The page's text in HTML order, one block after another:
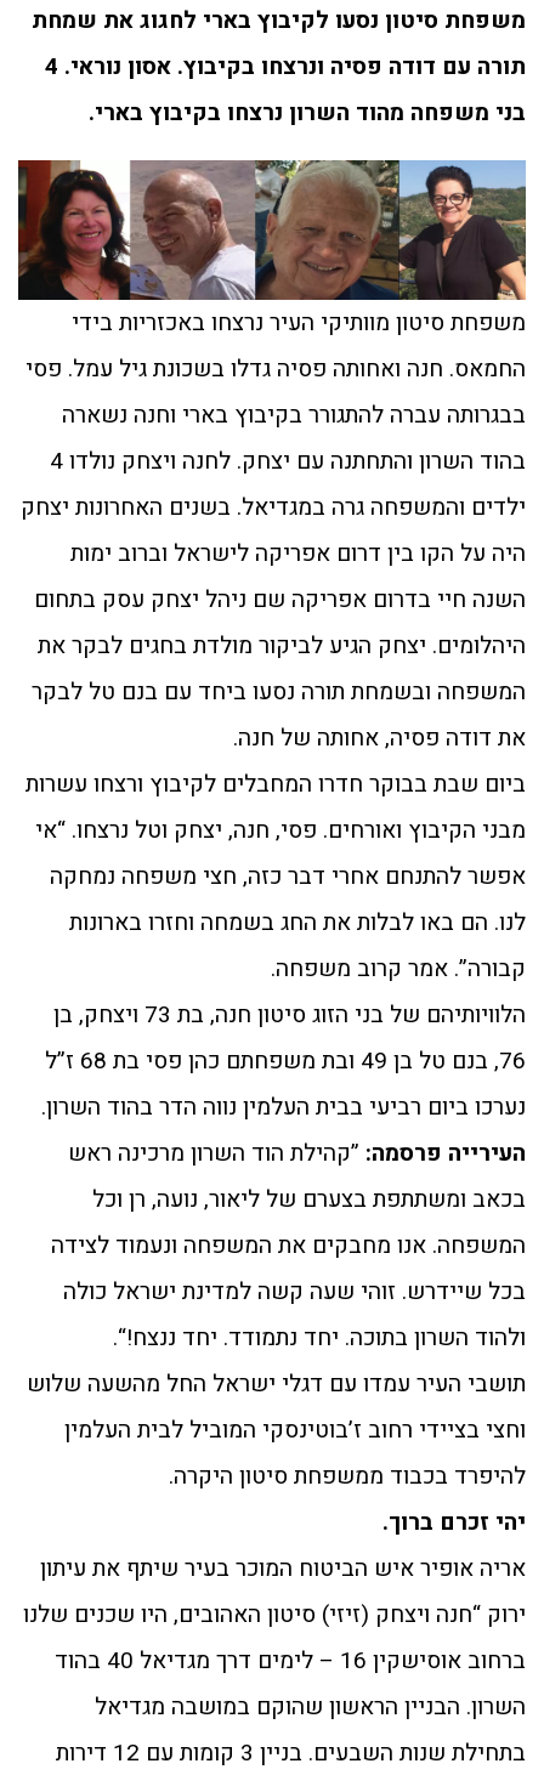
משפחת סיטון נסעו לקיבוץ בארי לחגוג את שמחת
תורה עם דודה פסיה ונרצחו בקיבוץ. אסון נוראי. 4
בני משפחה מהוד השרון נרצחו בקיבוץ בארי.
משפחת סיטון מוותיקי העיר נרצחו באכזריות בידי
החמאס. חנה ואחותה פסיה גדלו בשכונת גיל עמל. פסי
בבגרותה עברה להתגורר בקיבוץ בארי וחנה נשארה
בהוד השרון והתחתנה עם יצחק. לחנה ויצחק נולדו 4
ילדים והמשפחה גרה במגדיאל. בשנים האחרונות יצחק
היה על הקו בין דרום אפריקה לישראל וברוב ימות
השנה חיי בדרום אפריקה שם ניהל יצחק עסק בתחום
היהלומים. יצחק הגיע לביקור מולדת בחגים לבקר את
המשפחה ובשמחת תורה נסעו ביחד עם בנם טל לבקר
את דודה פסיה, אחותה של חנה.
ביום שבת בבוקר חדרו המחבלים לקיבוץ ורצחו עשרות
מבני הקיבוץ ואורחים. פסי, חנה, יצחק וטל נרצחו. “אי
אפשר להתנחם אחרי דבר כזה, חצי משפחה נמחקה
לנו. הם באו לבלות את החג בשמחה וחזרו בארונות
קבורה”. אמר קרוב משפחה.
הלוויותיהם של בני הזוג סיטון חנה, בת 73 ויצחק, בן
76, בנם טל בן 49 ובת משפחתם כהן פסי בת 68 ז”ל
נערכו ביום רביעי בבית העלמין נווה הדר בהוד השרון.
העירייה פרסמה: ”קהילת הוד השרון מרכינה ראש
בכאב ומשתתפת בצערם של ליאור, נועה, רן וכל
המשפחה. אנו מחבקים את המשפחה ונעמוד לצידה
בכל שיידרש. זוהי שעה קשה למדינת ישראל כולה
ולהוד השרון בתוכה. יחד נתמודד. יחד ננצח!“.
תושבי העיר עמדו עם דגלי ישראל החל מהשעה שלוש
וחצי בציידי רחוב ז’בוטינסקי המוביל לבית העלמין
להיפרד בכבוד ממשפחת סיטון היקרה.
יהי זכרם ברוך.
אריה אופיר איש הביטוח המוכר בעיר שיתף את עיתון
ירוק “חנה ויצחק (זיזי) סיטון האהובים, היו שכנים שלנו
ברחוב אוסישקין 16 – לימים דרך מגדיאל 40 בהוד
השרון. הבניין הראשון שהוקם במושבה מגדיאל
בתחילת שנות השבעים. בניין 3 קומות עם 12 דירות